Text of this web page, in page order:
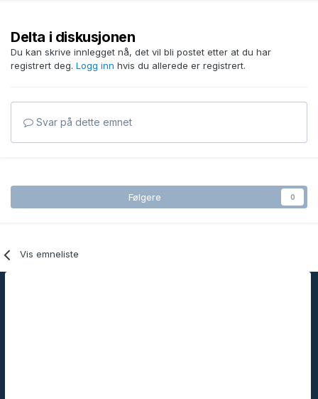
Delta i diskusjonen
Du kan skrive innlegget nå, det vil bli postet etter at du har
registrert deg. Logg inn hvis du allerede er registrert.
Svar på dette emnet
Følgere 0
Vis emneliste